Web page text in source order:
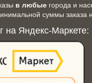
в любые города и
суммы заказа
на Яндекс-Маркете: